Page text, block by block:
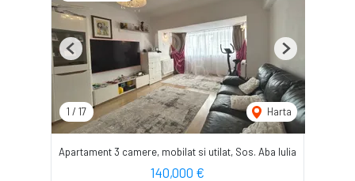
1 / 17 Harta
Previous Next
Apartament 3 camere, mobilat si utilat, Sos. Aba Iulia
140,000 €